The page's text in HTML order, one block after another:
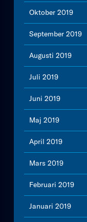
Oktober 2019
September 2019
Augusti 2019
Juli 2019
Juni 2019
Maj 2019
April 2019
Mars 2019
Februari 2019
Januari 2019